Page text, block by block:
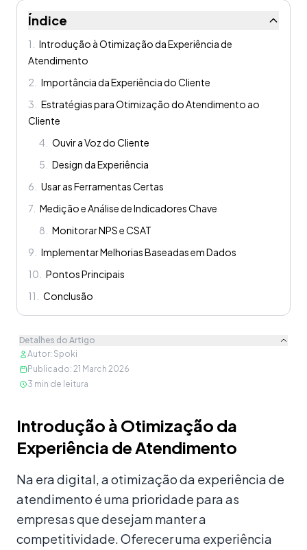
Índice
1
Introdução à Otimização da Experiência de
Atendimento
2
Importância da Experiência do Cliente
3
Estratégias para Otimização do Atendimento ao
Cliente
4
Ouvir a Voz do Cliente
5
Design da Experiência
6
Usar as Ferramentas Certas
7 Medição e Análise de Indicadores Chave
8
Monitorar NPS e CSAT
9
Implementar Melhorias Baseadas em Dados
10
Pontos Principais
11
Conclusão
Detalhes do Artigo
Autor: Spoki
Publicado: 21 March 2026
3 min de leitura
Introdução à Otimização da
Experiência de Atendimento
Na era digital, a otimização da experiência de
atendimento é uma prioridade para as
empresas que desejam manter a
competitividade. Oferecer uma experiência